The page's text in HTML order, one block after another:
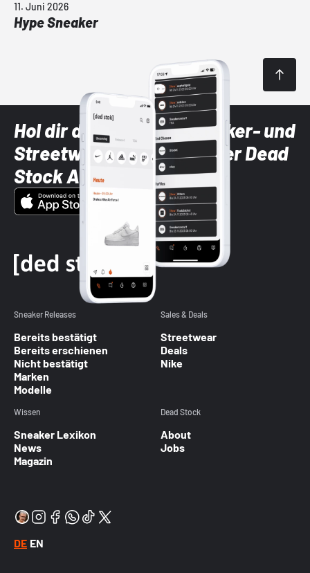
11. Juni 2026
Hype Sneaker
Hol dir die neuesten Sneaker- und
Streetwear-Brands mit der Dead
Stock App
Sneaker Releases
Bereits bestätigt
Bereits erschienen
Nicht bestätigt
Marken
Modelle
Sales & Deals
Streetwear
Deals
Nike
Wissen
Sneaker Lexikon
News
Magazin
Dead Stock
About
Jobs
DE EN